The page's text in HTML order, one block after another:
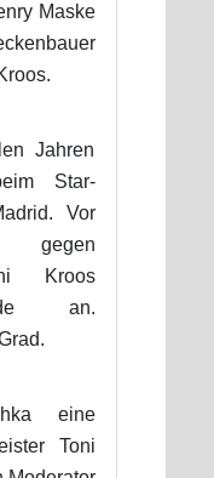
Maske
Jahren
Star-
Vor
gegen
Kroos
an.
eine
Toni